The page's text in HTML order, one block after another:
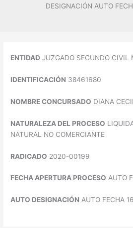
DESIGNACIÓN AUTO
ENTIDAD JUZGADO SEGUNDO CIVIL
IDENTIFICACIÓN 38461680
NOMBRE CONCURSADO DIANA
NATURALEZA DEL PROCESO
NATURAL NO COMERCIANTE
RADICADO 2020-00199
FECHA APERTURA PROCESO AUTO
AUTO DESIGNACIÓN AUTO FECHA